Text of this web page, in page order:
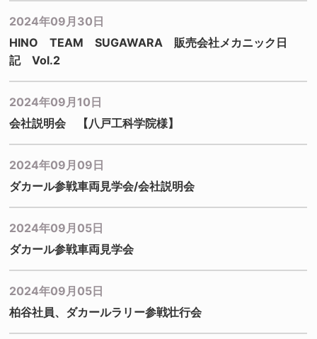
2024年09月30日
HINO TEAM SUGAWARA 販売会社メカニック日
記 Vol.2
2024年09月10日
会社説明会 【八戸工科学院様】
2024年09月09日
ダカール参戦車両見学会/会社説明会
2024年09月05日
ダカール参戦車両見学会
2024年09月05日
柏谷社員、ダカールラリー参戦壮行会